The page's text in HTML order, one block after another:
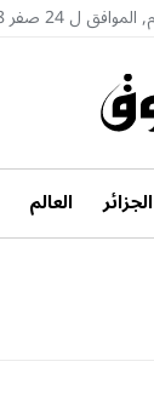
الجزائر العالم